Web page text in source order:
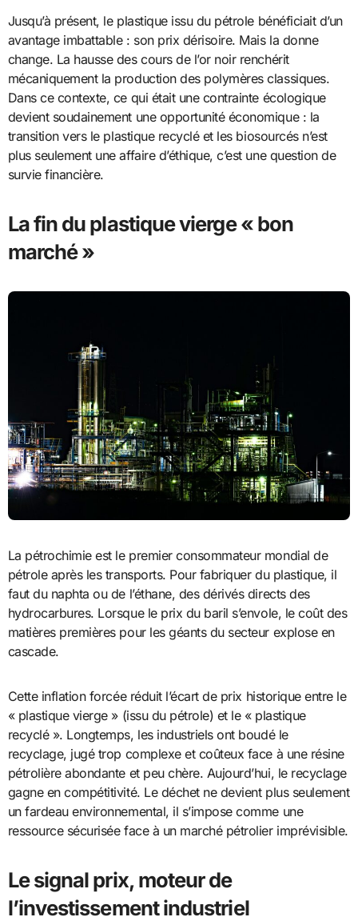
Jusqu’à présent, le plastique issu du pétrole bénéficiait d’un
avantage imbattable : son prix dérisoire. Mais la donne
change. La hausse des cours de l’or noir renchérit
mécaniquement la production des polymères classiques.
Dans ce contexte, ce qui était une contrainte écologique
devient soudainement une opportunité économique : la
transition vers le plastique recyclé et les biosourcés n’est
plus seulement une affaire d’éthique, c’est une question de
survie financière.
La fin du plastique vierge « bon
marché »
La pétrochimie est le premier consommateur mondial de
pétrole après les transports. Pour fabriquer du plastique, il
faut du naphta ou de l’éthane, des dérivés directs des
hydrocarbures. Lorsque le prix du baril s’envole, le coût des
matières premières pour les géants du secteur explose en
cascade.
Cette inflation forcée réduit l’écart de prix historique entre le
« plastique vierge » (issu du pétrole) et le « plastique
recyclé ». Longtemps, les industriels ont boudé le
recyclage, jugé trop complexe et coûteux face à une résine
pétrolière abondante et peu chère. Aujourd’hui, le recyclage
gagne en compétitivité. Le déchet ne devient plus seulement
un fardeau environnemental, il s’impose comme une
ressource sécurisée face à un marché pétrolier imprévisible.
Le signal prix, moteur de
l’investissement industriel